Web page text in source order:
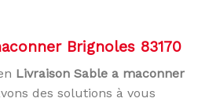
Brignoles 83170
Livraison Sable a maconner
des solutions à vous